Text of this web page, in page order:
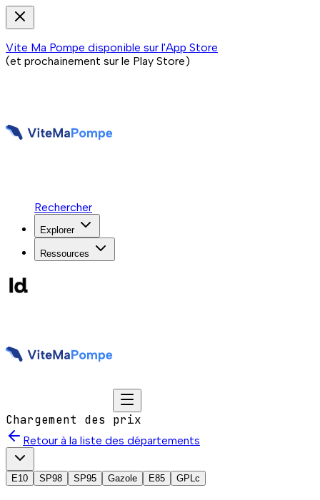
Vite Ma Pompe disponible sur l'App Store
(et prochainement sur le Play Store)
Rechercher
Explorer
Ressources
Chargement des prix
Retour à la liste des départements
E10 SP98 SP95 Gazole E85 GPLc